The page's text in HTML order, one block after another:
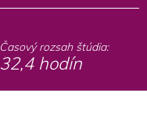
Časový rozsah štúdia:
32,4 hodín